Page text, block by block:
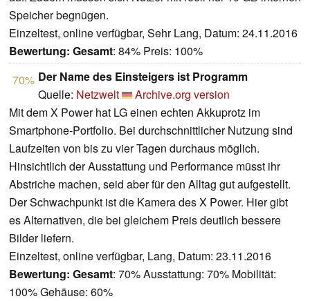
Speicher begnügen.
Einzeltest, online verfügbar, Sehr Lang, Datum: 24.11.2016
Bewertung: Gesamt: 84% Preis: 100%
70% Der Name des Einsteigers ist Programm
Quelle: Netzwelt
Archive.org version
Mit dem X Power hat LG einen echten Akkuprotz im
Smartphone-Portfolio. Bei durchschnittlicher Nutzung sind
Laufzeiten von bis zu vier Tagen durchaus möglich.
Hinsichtlich der Ausstattung und Performance müsst ihr
Abstriche machen, seid aber für den Alltag gut aufgestellt.
Der Schwachpunkt ist die Kamera des X Power. Hier gibt
es Alternativen, die bei gleichem Preis deutlich bessere
Bilder liefern.
Einzeltest, online verfügbar, Lang, Datum: 23.11.2016
Bewertung: Gesamt: 70% Ausstattung: 70% Mobilität:
100% Gehäuse: 60%